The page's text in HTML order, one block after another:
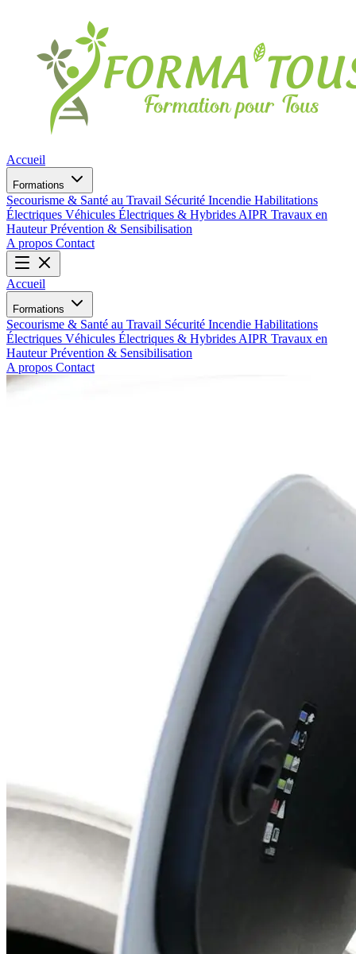
Accueil
Formations
Secourisme & Santé au Travail Sécurité Incendie Habilitations
Électriques Véhicules Électriques & Hybrides AIPR Travaux en
HauteurPrévention & Sensibilisation
A propos Contact
Accueil
Formations
Secourisme & Santé au Travail Sécurité Incendie Habilitations
Électriques Véhicules Électriques & Hybrides AIPR Travaux en
HauteurPrévention & Sensibilisation
A propos Contact